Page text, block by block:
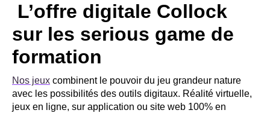
L’offre digitale Collock
sur les serious game de
formation
Nos jeux combinent le pouvoir du jeu grandeur nature
avec les possibilités des outils digitaux. Réalité virtuelle,
jeux en ligne, sur application ou site web 100% en